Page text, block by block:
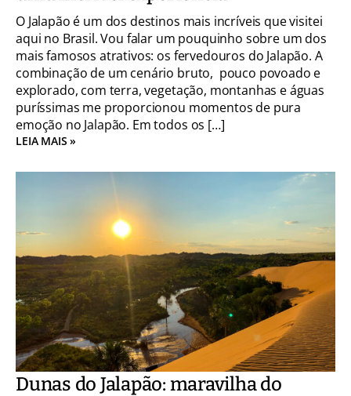
O Jalapão é um dos destinos mais incríveis que visitei
aqui no Brasil. Vou falar um pouquinho sobre um dos
mais famosos atrativos: os fervedouros do Jalapão. A
combinação de um cenário bruto, pouco povoado e
explorado, com terra, vegetação, montanhas e águas
puríssimas me proporcionou momentos de pura
emoção no Jalapão. Em todos os […]
LEIA MAIS »
Dunas do Jalapão: maravilha do